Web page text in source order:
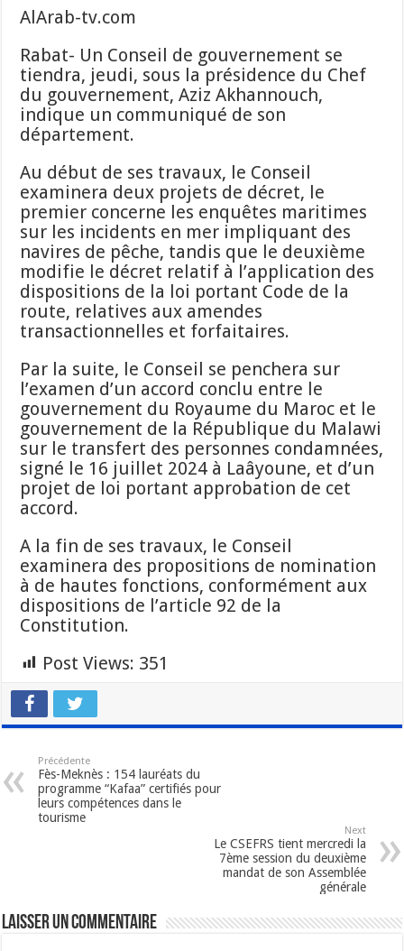
AlArab-tv.com
Rabat- Un Conseil de gouvernement se
tiendra, jeudi, sous la présidence du Chef
du gouvernement, Aziz Akhannouch,
indique un communiqué de son
département.
Au début de ses travaux, le Conseil
examinera deux projets de décret, le
premier concerne les enquêtes maritimes
sur les incidents en mer impliquant des
navires de pêche, tandis que le deuxième
modifie le décret relatif à l’application des
dispositions de la loi portant Code de la
route, relatives aux amendes
transactionnelles et forfaitaires.
Par la suite, le Conseil se penchera sur
l’examen d’un accord conclu entre le
gouvernement du Royaume du Maroc et le
gouvernement de la République du Malawi
sur le transfert des personnes condamnées,
signé le 16 juillet 2024 à Laâyoune, et d’un
projet de loi portant approbation de cet
accord.
A la fin de ses travaux, le Conseil
examinera des propositions de nomination
à de hautes fonctions, conformément aux
dispositions de l’article 92 de la
Constitution.
Post Views: 351
Précédente
Fès-Meknès : 154 lauréats du
programme “Kafaa” certifiés pour
leurs compétences dans le
tourisme
Next
Le CSEFRS tient mercredi la
7ème session du deuxième
mandat de son Assemblée
générale
Laisser un commentaire